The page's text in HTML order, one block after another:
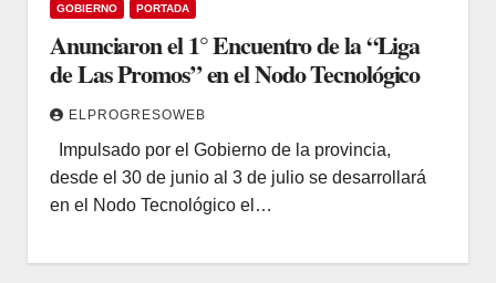
GOBIERNO PORTADA
Anunciaron el 1° Encuentro de la “Liga
de Las Promos” en el Nodo Tecnológico
ELPROGRESOWEB
Impulsado por el Gobierno de la provincia,
desde el 30 de junio al 3 de julio se desarrollará
en el Nodo Tecnológico el…